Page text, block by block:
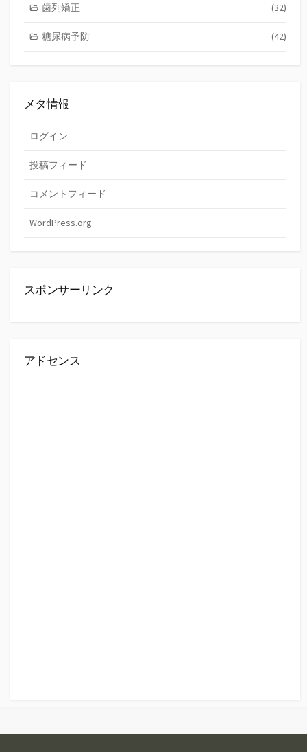
歯列矯正 (32)
糖尿病予防 (42)
メタ情報
ログイン
投稿フィード
コメントフィード
WordPress.org
スポンサーリンク
アドセンス